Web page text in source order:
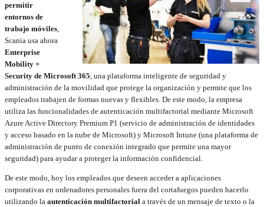
permitir
entornos de
trabajo móviles,
Scania usa ahora
Enterprise
Mobility +
Security de Microsoft 365, una plataforma inteligente de seguridad y
administración de la movilidad que protege la organización y permite que los
empleados trabajen de formas nuevas y flexibles. De este modo, la empresa
utiliza las funcionalidades de autenticación multifactorial mediante Microsoft
Azure Active Directory Premium P1 (servicio de administración de identidades
y acceso basado en la nube de Microsoft) y Microsoft Intune (una plataforma de
administración de punto de conexión integrado que permite una mayor
seguridad) para ayudar a proteger la información confidencial.
De este modo, hoy los empleados que deseen acceder a aplicaciones
corporativas en ordenadores personales fuera del cortafuegos pueden hacerlo
utilizando la autenticación multifactorial a través de un mensaje de texto o la